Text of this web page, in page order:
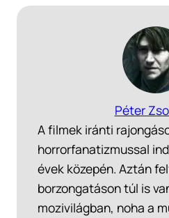
Péter
A filmek iránti
horrorfanatizmussal
évek közepén. Aztán
borzongatáson túl is
mozivilágban, noha a